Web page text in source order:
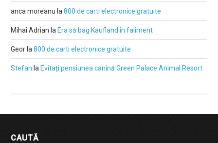
anca moreanu la800 de carti electronice gratuite
Mihai Adrian la Era să bag Kaufland în faliment
Geor la800 de carti electronice gratuite
Stefan la Evitați pensiunea canină Green Palace Animal Resort
CAUTĂ